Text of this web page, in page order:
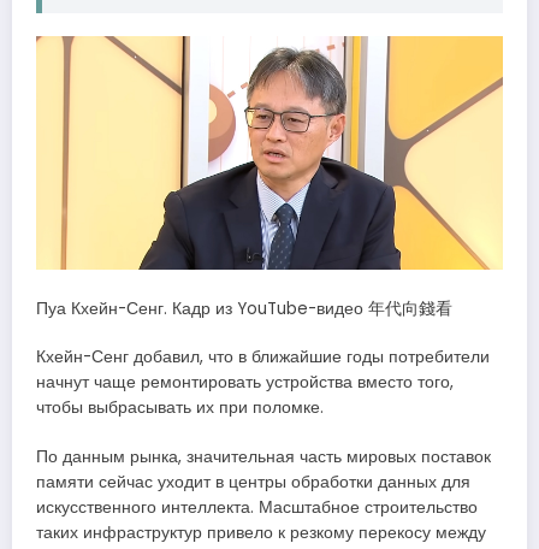
Пуа Кхейн-Сенг. Кадр из YouTube-видео 年代向錢看
Кхейн-Сенг добавил, что в ближайшие годы потребители
начнут чаще ремонтировать устройства вместо того,
чтобы выбрасывать их при поломке.
По данным рынка, значительная часть мировых поставок
памяти сейчас уходит в центры обработки данных для
искусственного интеллекта. Масштабное строительство
таких инфраструктур привело к резкому перекосу между